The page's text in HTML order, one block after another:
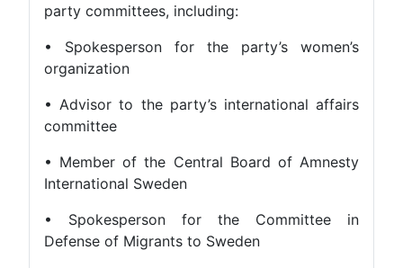
party committees, including:
• Spokesperson for the party’s women’s
organization
• Advisor to the party’s international affairs
committee
• Member of the Central Board of Amnesty
International Sweden
• Spokesperson for the Committee in
Defense of Migrants to Sweden